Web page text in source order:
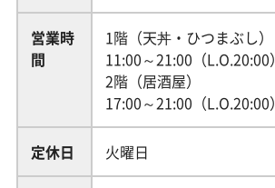
営業時
間
1階（天丼・ひつまぶし）
11:00～21:00（L.O.20:00）
2階（居酒屋）
17:00～21:00（L.O.20:00）
定休日 火曜日